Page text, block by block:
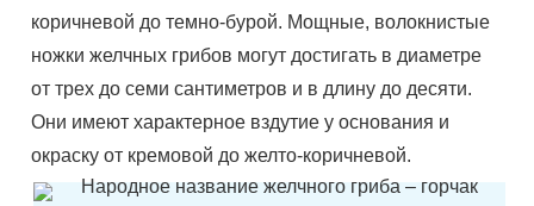
коричневой до темно-бурой. Мощные, волокнистые
ножки желчных грибов могут достигать в диаметре
от трех до семи сантиметров и в длину до десяти.
Они имеют характерное вздутие у основания и
окраску от кремовой до желто-коричневой.